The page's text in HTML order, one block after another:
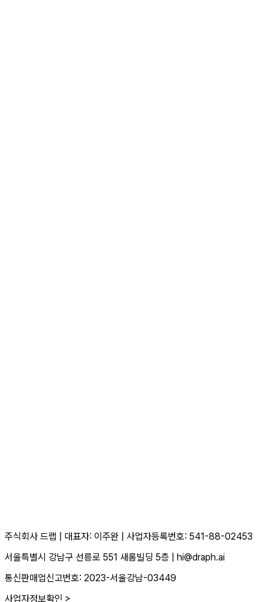
주식회사 드랩 대표자: 이주완
사업자등록번호: 541-88-02453
서울특별시 강남구 선릉로 551 새롬빌딩 5층
hi@draph.ai
통신판매업신고번호: 2023-서울강남-03449
사업자정보확인 >